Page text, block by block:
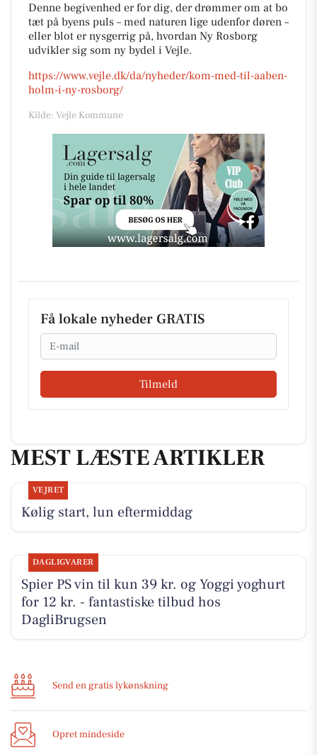
Denne begivenhed er for dig, der drømmer om at bo
tæt på byens puls – med naturen lige udenfor døren –
eller blot er nysgerrig på, hvordan Ny Rosborg
udvikler sig som ny bydel i Vejle.
https://www.vejle.dk/da/nyheder/kom-med-til-aaben-
holm-i-ny-rosborg/
Kilde: Vejle Kommune
Få lokale nyheder GRATIS
Email
Tilmeld
MEST LÆSTE ARTIKLER
VEJRET
Kølig start, lun eftermiddag
DAGLIGVARER
Spier PS vin til kun 39 kr. og Yoggi yoghurt
for 12 kr. - fantastiske tilbud hos
DagliBrugsen
Send en gratis lykønskning
Opret mindeside